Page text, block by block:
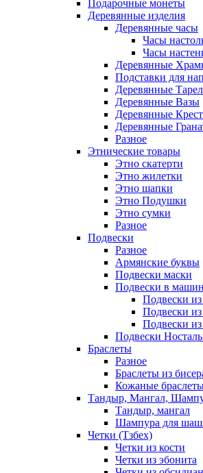
Подарочные монеты
Деревянные изделия
Деревянные часы
Часы
Часы
Деревянные
Подставки для
Деревянные
Деревянные Вазы
Деревянные
Деревянные
Разное
Этнические товары
Этно скатерти
Этно жилетки
Этно шапки
Этно Подушки
Этно сумки
Разное
Подвески
Разное
Армянские буквы
Подвески маски
Подвески в
Подвески из
Подвески из
Подвески из
Подвески
Браслеты
Разное
Браслеты из
Кожаные
Тандыр, Мангал,
Тандыр, мангал
Шампура для
Четки (Тзбех)
Четки из кости
Четки из эбонита